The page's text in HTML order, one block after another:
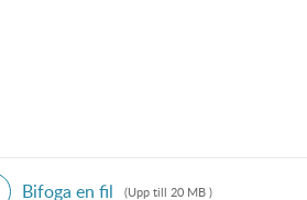
Bifoga en fil (Upp till 20 MB )